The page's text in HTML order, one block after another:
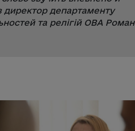
директор департаменту
та релігій ОВА Роман